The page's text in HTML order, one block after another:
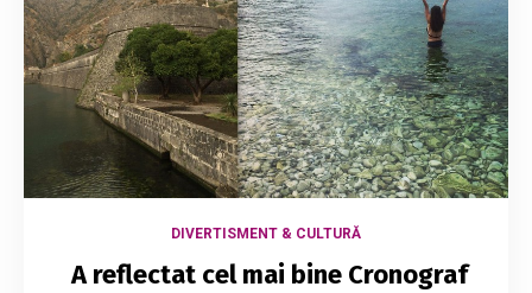
DIVERTISMENT & CULTURĂ
A reflectat cel mai bine Cronograf